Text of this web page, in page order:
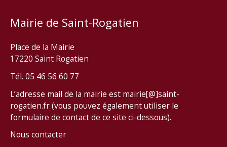
Mairie de Saint-Rogatien
Place de la Mairie
17220 Saint Rogatien
Tél. 05 46 56 60 77
L’adresse mail de la mairie est mairie[@]saint-
rogatien.fr (vous pouvez également utiliser le
formulaire de contact de ce site ci-dessous).
Nous contacter